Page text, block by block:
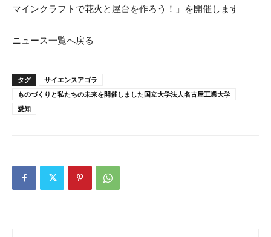
マインクラフトで花火と屋台を作ろう！」を開催します
ニュース一覧へ戻る
タグ
サイエンスアゴラ
ものづくりと私たちの未来を開催しました国立大学法人名古屋工業大学
愛知